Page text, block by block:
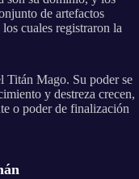
de artefactos
cuales registraron la
Titán Mago. Su poder se
y destreza crecen,
o poder de finalización